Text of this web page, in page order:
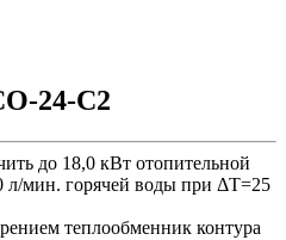
24-C2
до 18,0 кВт отопительной
л/мин. горячей воды при ΔТ=25
теплообменник контура